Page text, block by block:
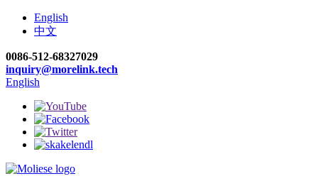
English
中文
0086-512-68327029
inquiry@morelink.tech
English